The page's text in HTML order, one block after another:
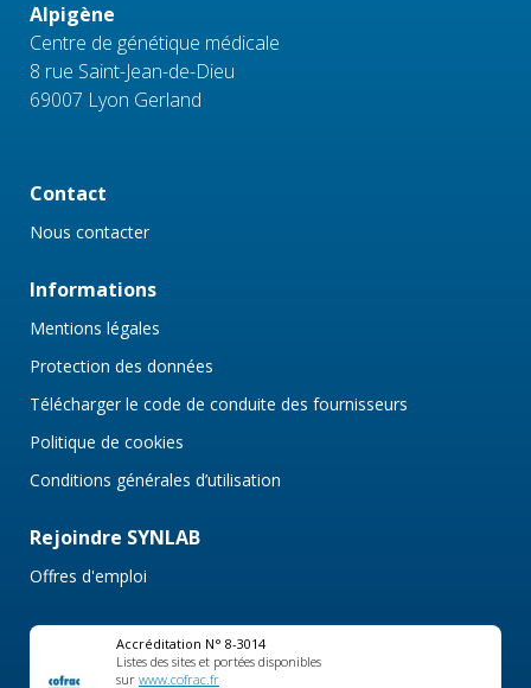
Alpigène
Centre de génétique médicale
8 rue Saint-Jean-de-Dieu
69007 Lyon Gerland
Contact
Nous contacter
Informations
Mentions légales
Protection des données
Télécharger le code de conduite des fournisseurs
Politique de cookies
Conditions générales d’utilisation
Rejoindre SYNLAB
Offres d'emploi
Accréditation N° 8-3014
Listes des sites et portées disponibles
sur www.cofrac.fr